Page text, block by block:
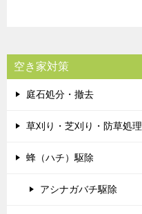
空き家対策
庭石処分・撤去
草刈り・芝刈り・防草処理
蜂（ハチ）駆除
アシナガバチ駆除